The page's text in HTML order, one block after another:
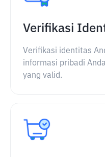
Verifikasi
Verifikasi identitas
informasi pribadi
yang valid.